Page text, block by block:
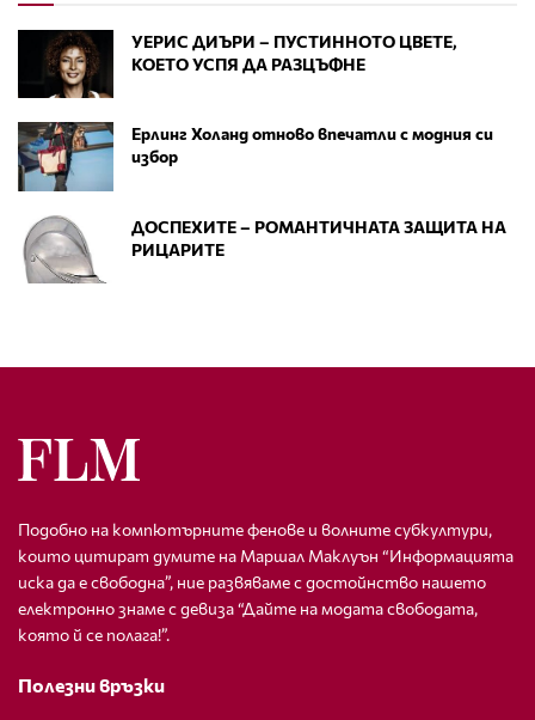
УЕРИС ДИЪРИ – ПУСТИННОТО ЦВЕТЕ,
КОЕТО УСПЯ ДА РАЗЦЪФНЕ
Ерлинг Холанд отново впечатли с модния си
избор
ДОСПЕХИТЕ – РОМАНТИЧНАТА ЗАЩИТА НА
РИЦАРИТЕ
Подобно на компютърните фенове и волните субкултури,
които цитират думите на Маршал Маклуън “Информацията
иска да е свободна”, ние развяваме с достойнство нашето
електронно знаме с девиза “Дайте на модата свободата,
която й се полага!”.
Полезни връзки